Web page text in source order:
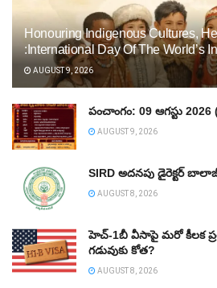
Honouring Indigenous Cultures,
:International Day Of The World’s
AUGUST 9, 2026
పంచాంగం: 09 ఆగస్టు
AUGUST 9, 2026
SIRD అదనపు డైరెక్టర్‌
AUGUST 8, 2026
హెచ్‌-1బీ వీసాపై మరో కీలక
గడువుకు కోత?
AUGUST 8, 2026